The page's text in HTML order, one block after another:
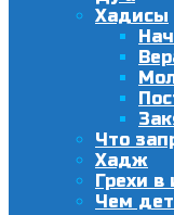
Хадисы
Что
Хадж
Грехи в
Чем